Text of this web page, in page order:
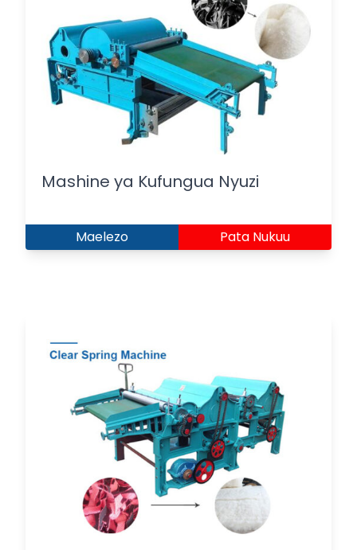
Mashine ya Kufungua Nyuzi
Maelezo Pata Nukuu